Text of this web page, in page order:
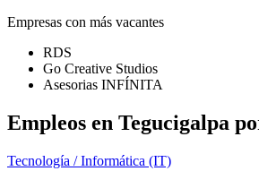
Empresas con más vacantes
RDS
Go Creative Studios
Asesorias INFÍNITA
Empleos en Tegucigalpa
Tecnología / Informática (IT)